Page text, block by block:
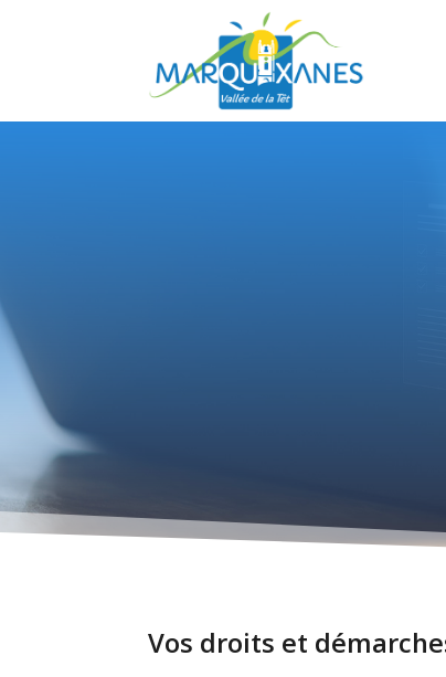
Vos droits et